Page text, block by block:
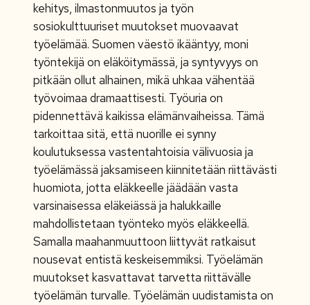
kehitys, ilmastonmuutos ja työn
sosiokulttuuriset muutokset muovaavat
työelämää. Suomen väestö ikääntyy, moni
työntekijä on eläköitymässä, ja syntyvyys on
pitkään ollut alhainen, mikä uhkaa vähentää
työvoimaa dramaattisesti. Työuria on
pidennettävä kaikissa elämänvaiheissa. Tämä
tarkoittaa sitä, että nuorille ei synny
koulutuksessa vastentahtoisia välivuosia ja
työelämässä jaksamiseen kiinnitetään riittävästi
huomiota, jotta eläkkeelle jäädään vasta
varsinaisessa eläkeiässä ja halukkaille
mahdollistetaan työnteko myös eläkkeellä.
Samalla maahanmuuttoon liittyvät ratkaisut
nousevat entistä keskeisemmiksi. Työelämän
muutokset kasvattavat tarvetta riittävälle
työelämän turvalle. Työelämän uudistamista on